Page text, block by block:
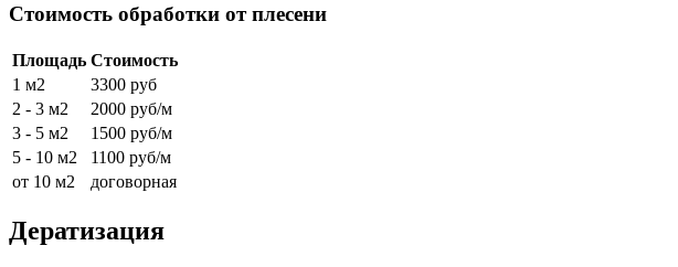
Стоимость обработки от плесени
Площадь Стоимость
1 м2
3300 руб
2 - 3 м2
2000 руб/м
3 - 5 м2
1500 руб/м
5 - 10 м2
1100 руб/м
от 10 м2
договорная
Дератизация